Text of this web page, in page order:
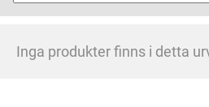
Inga produkter finns i detta